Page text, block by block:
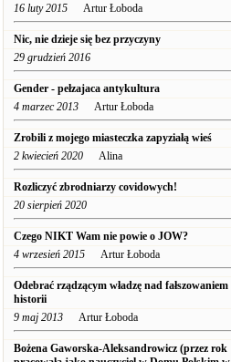
16 luty 2015 Artur Łoboda
Nic, nie dzieje się bez przyczyny
29 grudzień 2016
Gender - pełzajaca antykultura
4 marzec 2013 Artur Łoboda
Zrobili z mojego miasteczka zapyziałą wieś
2 kwiecień 2020 Alina
Rozliczyć zbrodniarzy covidowych!
20 sierpień 2020
Czego NIKT Wam nie powie o JOW?
4 wrzesień 2015 Artur Łoboda
Odebrać rządzącym władzę nad fałszowaniem
historii
9 maj 2013 Artur Łoboda
Bożena Gaworska-Aleksandrowicz (przez rok